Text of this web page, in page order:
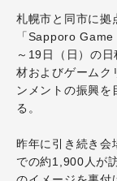
札幌市と同市に拠
「Sapporo
～19日（日）の
材およびゲームク
ンメントの振興を
る。
昨年に引き続き会
での約1,900人が